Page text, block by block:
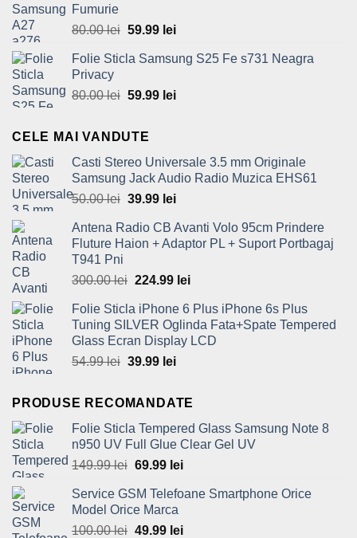
Fumurie
80.00lei Original
was:
59.99 leiCurrent
is:
Folie Sticla Samsung S25 Fe s731 Neagra
Privacy
80.00lei Original
was:
80.00 lei.
59.99 leiCurrent
CELE MAI VANDUTE
Casti Stereo Universale 3.5 mm Originale
Samsung Jack Audio Radio Muzica EHS61
50.00lei Original
was:
50.00 lei.
39.99 leiCurrent
is:
39.99 lei.
Antena Radio CB Avanti Volo 95cm Prindere
Fluture Haion + Adaptor PL + Suport Portbagaj
T941 Pni
300.00lei Original
was:
300.00 lei.
224.99 leiCurrent
is:
224.99 lei.
Folie Sticla iPhone 6 Plus iPhone 6s Plus
Tuning SILVER Oglinda Fata+Spate Tempered
Glass Ecran Display LCD
54.99lei Original
was:
54.99 lei.
39.99 leiCurrent
is:
39.99 lei.
PRODUSE RECOMANDATE
Folie Sticla Tempered Glass Samsung Note 8
n950 UV Full Glue Clear Gel UV
149.99lei Original
was:
149.99 lei.
69.99 leiCurrent
is:
Service GSM Telefoane Smartphone Orice
Model Orice Marca
100.00lei Original
49.99 leiCurrent